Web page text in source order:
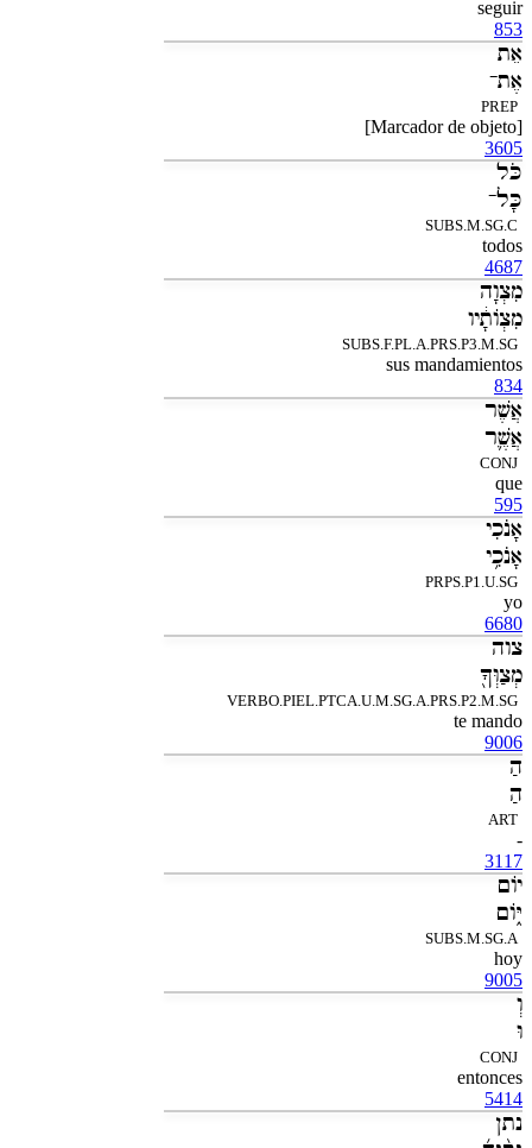
seguir
853
אֵת
אֶת־
PREP
[Marcador de objeto]
3605
כֹּל
כָּל־
SUBS.M.SG.C
todos
4687
מִצְוָה
מִצְוֹתָ֔יו
SUBS.F.PL.A.PRS.P3.M.SG
sus mandamientos
834
אֲשֶׁר
אֲשֶׁ֛ר
CONJ
que
595
אָנֹכִי
אָנֹכִ֥י
PRPS.P1.U.SG
yo
6680
צוה
מְצַוְּךָ֖
VERBO.PIEL.PTCA.U.M.SG.A.PRS.P2.M.SG
te mando
9006
הַ
הַ
ART
-
3117
יֹום
יֹּ֑ום
SUBS.M.SG.A
hoy
9005
וְ
וּ
CONJ
entonces
5414
נתן